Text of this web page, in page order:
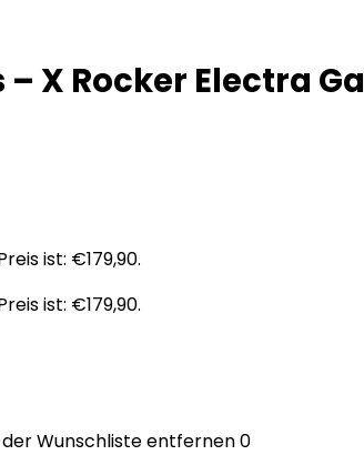
X Rocker Electra
ist: €179,90.
ist: €179,90.
Wunschliste entfernen0